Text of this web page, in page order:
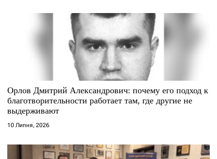
Орлов Дмитрий Александрович: почему его подход к
благотворительности работает там, где другие не
выдерживают
10 Липня, 2026